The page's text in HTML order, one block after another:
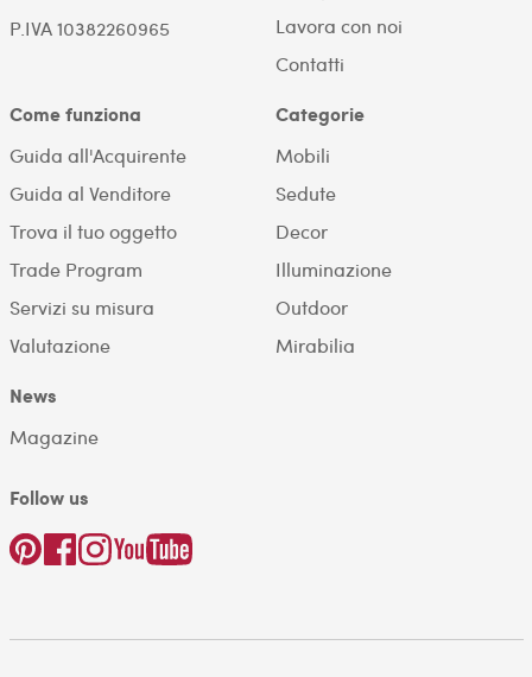
P.IVA 10382260965
Lavora con noi
Contatti
Come funziona
Guida all'Acquirente
Guida al Venditore
Trova il tuo oggetto
Trade Program
Servizi su misura
Valutazione
Categorie
Mobili
Sedute
Decor
Illuminazione
Outdoor
Mirabilia
News
Magazine
Follow us